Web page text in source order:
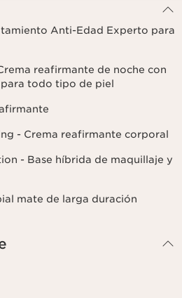
Anti-Edad Experto para
reafirmante de noche con
todo tipo de piel
- Crema reafirmante corporal
- Base híbrida de maquillaje y
mate de larga duración